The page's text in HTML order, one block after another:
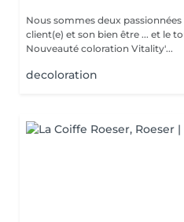
Nous sommes deux
client(e) et son bien être ... et le
Nouveauté coloration Vitality'...
decoloration